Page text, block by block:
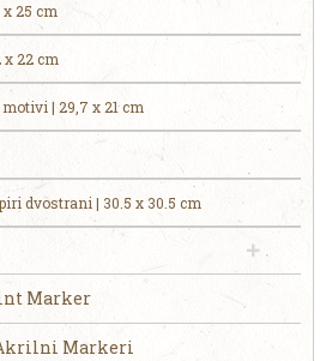
x 25 cm
x 22 cm
motivi | 29,7 x 21 cm
dvostrani | 30.5 x 30.5 cm
Marker
Markeri